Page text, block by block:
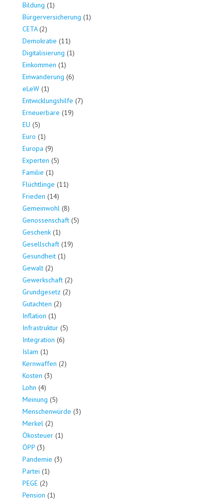
Bildung (1)
Bürgerversicherung (1)
CETA(2)
Demokratie (11)
Digitalisierung (1)
Einkommen (1)
Einwanderung (6)
eLeW (1)
Entwicklungshilfe (7)
Erneuerbare (19)
EU (5)
Euro (1)
Europa (9)
Experten (5)
Familie (1)
Flüchtlinge (11)
Frieden (14)
Gemeinwohl (8)
Genossenschaft (5)
Geschenk (1)
Gesellschaft (19)
Gesundheit (1)
Gewalt (2)
Gewerkschaft (2)
Grundgesetz (2)
Gutachten (2)
Inflation (1)
Infrastruktur (5)
Integration (6)
Islam (1)
Kernwaffen (2)
Kosten (3)
Lohn (4)
Meinung (5)
Menschenwürde (3)
Merkel (2)
Ökosteuer (1)
ÖPP (3)
Pandemie (3)
Partei (1)
PEGE (2)
Pension (1)